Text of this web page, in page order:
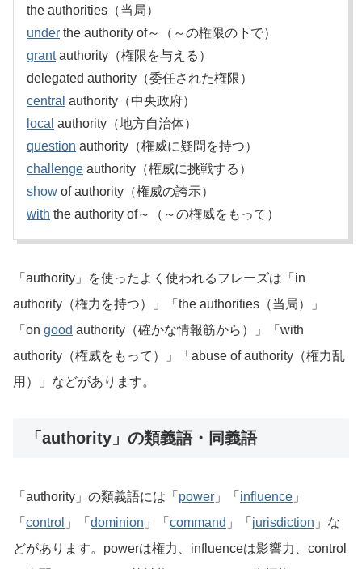
the authorities（当局）
under the authority of～（～の権限の下で）
grantauthority（権限を与える）
delegated authority（委任された権限）
central authority（中央政府）
local authority（地方自治体）
question authority（権威に疑問を持つ）
challenge authority（権威に挑戦する）
show of authority（権威の誇示）
with the authority of～（～の権威をもって）
「authority」を使ったよく使われるフレーズは「in
authority（権力を持つ）」「the authorities（当局）」
「on good authority（確かな情報筋から）」「with
authority（権威をもって）」「abuse of authority（権力乱
用）」などがあります。
「authority」の類義語・同義語
「authority」の類義語には「 power 」「 influence 」
「 control 」「 dominion 」「 command 」「 jurisdiction 」な
どがあります。powerは権力、influenceは影響力、control